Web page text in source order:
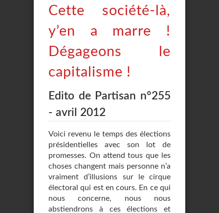
Cette société-là,
y’en a marre !
Dégageons le
capitalisme !
Edito de Partisan n°255
- avril 2012
Voici revenu le temps des élections
présidentielles avec son lot de
promesses. On attend tous que les
choses changent mais personne n’a
vraiment d’illusions sur le cirque
électoral qui est en cours. En ce qui
nous concerne, nous nous
abstiendrons à ces élections et